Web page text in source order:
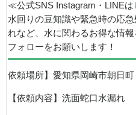
≪公式SNS Instagram・LINE
水回りの豆知識や緊急時の応
れなど、水に関わるお得な情
フォローをお願いします！
依頼場所】愛知県岡崎市朝日町
【依頼内容】洗面蛇口水漏れ